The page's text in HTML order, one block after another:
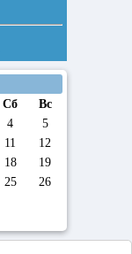
Сб
Вс
4
5
11
12
18
19
25
26